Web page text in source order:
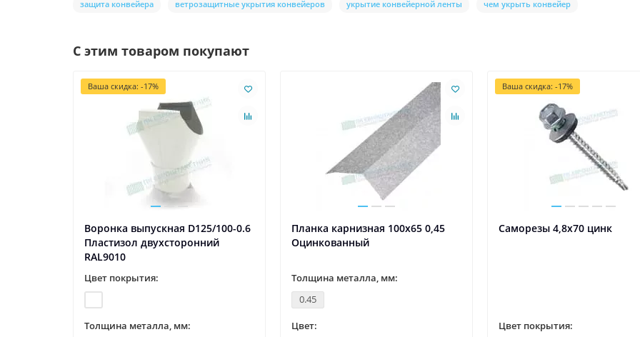
защита конвейера ветрозащитные укрытия конвейеров укрытие конвейерной ленты чем укрыть конвейер
С этим товаром покупают
Ваша скидка: -17%
Воронка выпускная D125/100-0.6
Пластизол двухсторонний
RAL9010
Цвет покрытия:
Толщина металла, мм:
Планка карнизная 100х65 0,45
Оцинкованный
Толщина металла, мм:
0.45
Цвет:
Ваша скидка: -17%
Саморезы 4,8х70 цинк
Цвет покрытия: